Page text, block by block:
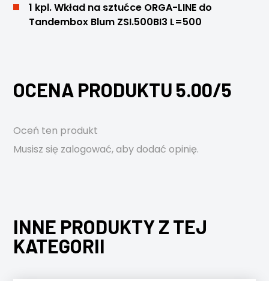
1 kpl. Wkład na sztućce ORGA-LINE do
Tandembox Blum ZSI.500BI3 L=500
OCENA PRODUKTU 5.00/5
Oceń ten produkt
Musisz się zalogować, aby dodać opinię.
INNE PRODUKTY Z TEJ
KATEGORII